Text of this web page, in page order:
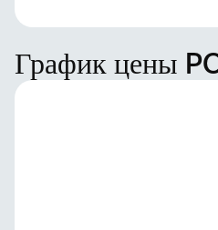
График цены